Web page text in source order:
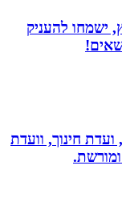
להעניק
וועדת